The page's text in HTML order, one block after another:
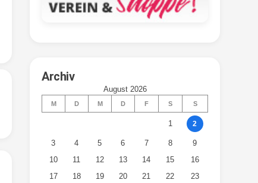
Archiv
August 2026
M D M D F S S
1 2
3 4 5 6 7 8
9
10
11 12 13 14 15
16
17
18 19 20 21 22
23